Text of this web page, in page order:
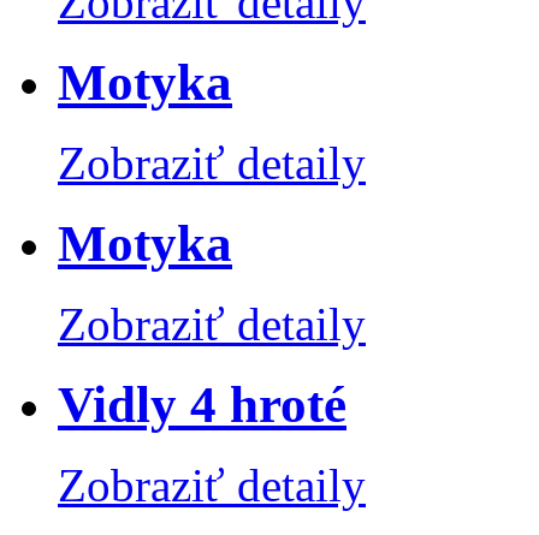
Motyka
Zobraziť detaily
Motyka
Zobraziť detaily
Vidly 4 hroté
Zobraziť detaily